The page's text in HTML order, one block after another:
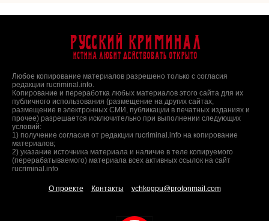
Русский Криминал
Истина любит действовать открыто
Любое копирование материалов разрешено только с согласия
редакции rucriminal.info.
Копирование и переработка любых материалов этого сайта для их
публичного использования (размещение на других сайтах,
размещение в электронных СМИ, публикации в печатных изданиях и
прочее) разрешается исключительно при выполнении следующих
условий:
1) получение согласия от редакции rucriminal.info на копирование
материалов;
2) указание источника материала и наличие в теле копируемого
(перерабатываемого) материала всех активных ссылок на сайт
rucriminal.info
О проекте Контакты vchkogpu@protonmail.com